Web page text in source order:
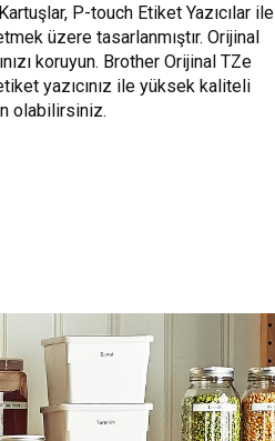
P-touch Etiket Yazıcılar ile
üzere tasarlanmıştır. Orijinal
koruyun. Brother Orijinal TZe
yazıcınız ile yüksek kaliteli
olabilirsiniz.